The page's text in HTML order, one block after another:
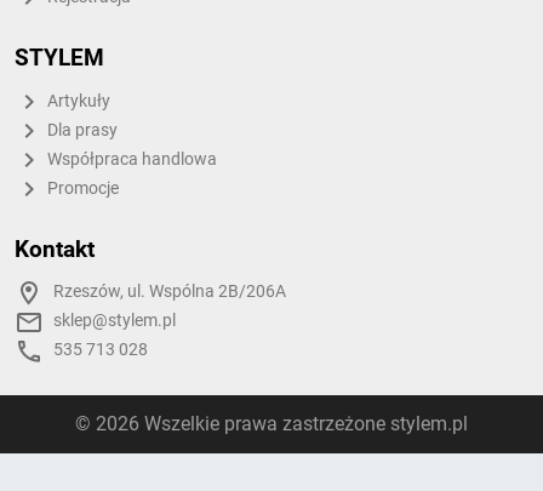
STYLEM
Artykuły
Dla prasy
Współpraca handlowa
Promocje
Kontakt
Rzeszów, ul. Wspólna 2B/206A
sklep@stylem.pl
535 713 028
© 2026 Wszelkie prawa zastrzeżone stylem.pl